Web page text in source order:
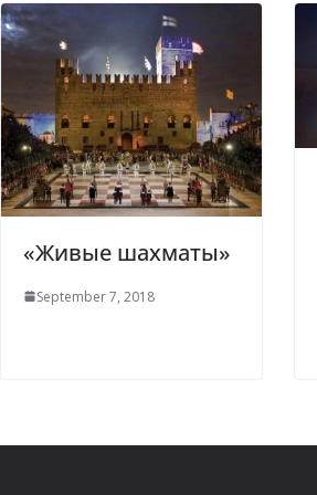
«Живые шахматы»
September 7, 2018